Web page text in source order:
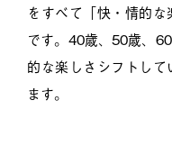
をすべて「快・情的
です。40歳、50歳、
的な楽しさシフトし
ます。